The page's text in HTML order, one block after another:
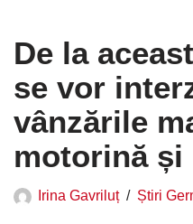
De la
se vor
vânzările
motorină și
Irina Gavriluț Știri